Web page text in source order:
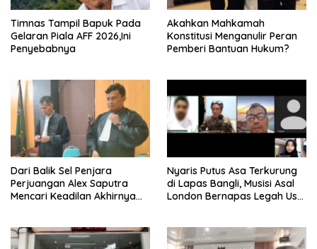
Timnas Tampil Bapuk Pada
Gelaran Piala AFF 2026,Ini
Penyebabnya
Akahkan Mahkamah
Konstitusi Menganulir Peran
Pemberi Bantuan Hukum?
Dari Balik Sel Penjara
Perjuangan Alex Saputra
Mencari Keadilan Akhirnya
Nyaris Putus Asa Terkurung
di Lapas Bangli, Musisi Asal
London Bernapas Legah Usai